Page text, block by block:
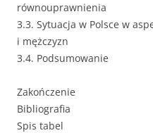
równouprawnienia
3.3. Sytuacja w Polsce w
i mężczyzn
3.4. Podsumowanie
Zakończenie
Bibliografia
Spis tabel